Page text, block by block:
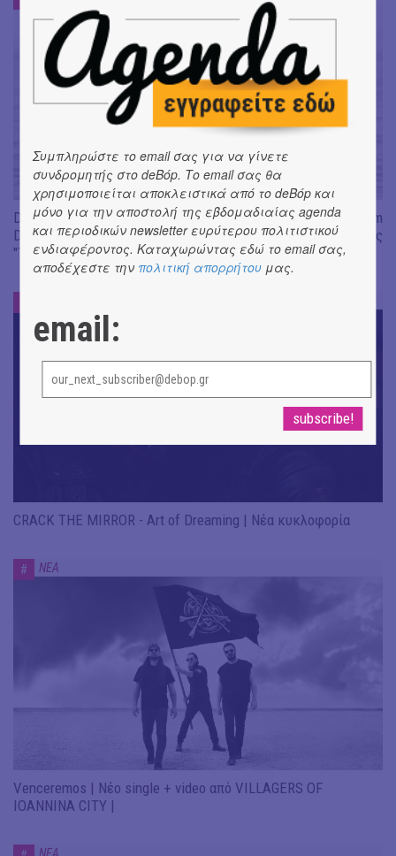
Don't Let Me Be Misunderstood | Alexandros Livitsanos, Willem
Dafoe, Czech Studio Orchestra | Από το soundtrack της ταινίας
"The Birthday Party"
CRACK THE MIRROR - Art of Dreaming | Νέα κυκλοφορία
# ΝΕΑ
Venceremos | Νέο single + video από VILLAGERS OF
IOANNINA CITY |
Συμπληρώστε το email σας για να γίνετε
συνδρομητής στο deBόp. Το email σας θα
χρησιμοποιείται αποκλειστικά από το deBόp και
μόνο για την αποστολή της εβδομαδιαίας agenda
και περιοδικών newsletter ευρύτερου πολιτιστικού
ενδιαφέροντος. Καταχωρώντας εδώ το email σας,
αποδέχεστε την πολιτική απορρήτου μας.
email: